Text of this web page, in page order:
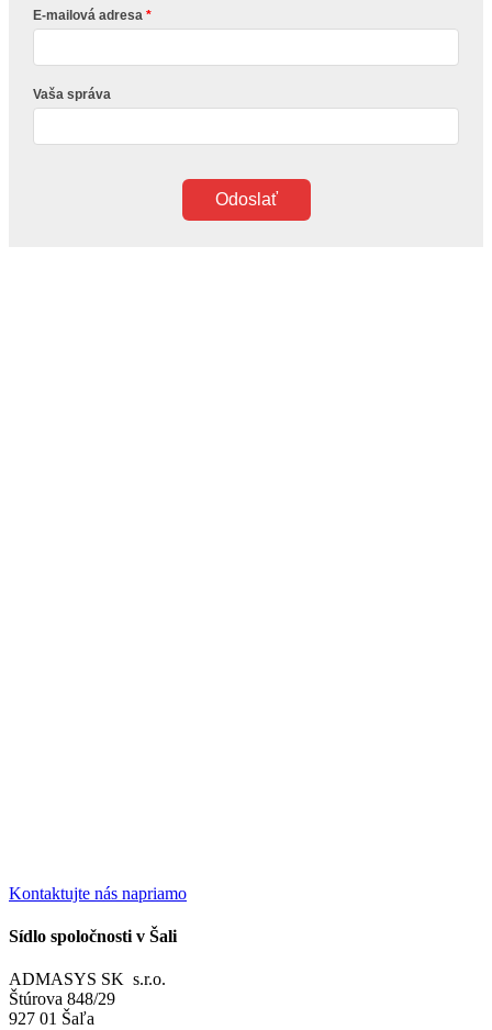
E-mailová adresa
Vaša správa
Odoslať
Kontaktujte nás napriamo
Sídlo spoločnosti v Šali
ADMASYS SK s.r.o.
Štúrova 848/29
927 01 Šaľa